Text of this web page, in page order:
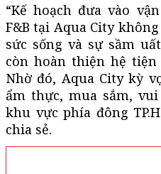
“Kế hoạch đưa vào
F&B tại Aqua City
sức sống và sự sầm
còn hoàn thiện hệ
Nhờ đó, Aqua City kỳ
ẩm thực, mua sắm,
khu vực phía đông
chia sẻ.